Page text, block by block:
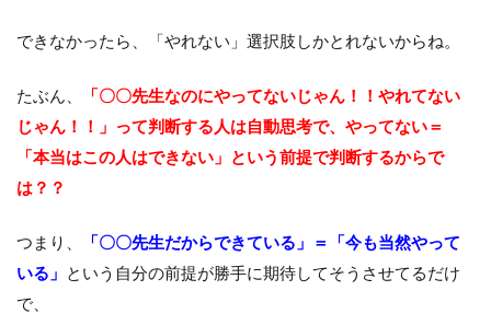
できなかったら、「やれない」選択肢しかとれないからね。
たぶん、
「〇〇先生なのにやってないじゃん！！やれてない
じゃん！！」って判断する人は自動思考で、やってない＝
「本当はこの人はできない」という前提で判断するからで
は？？
つまり、
「〇〇先生だからできている」＝「今も当然やって
いる」 という自分の前提が勝手に期待してそうさせてるだけ
で、